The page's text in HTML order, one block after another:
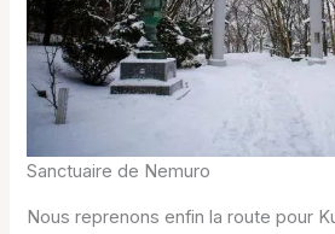
Sanctuaire de Nemuro
Nous reprenons enfin la route pour